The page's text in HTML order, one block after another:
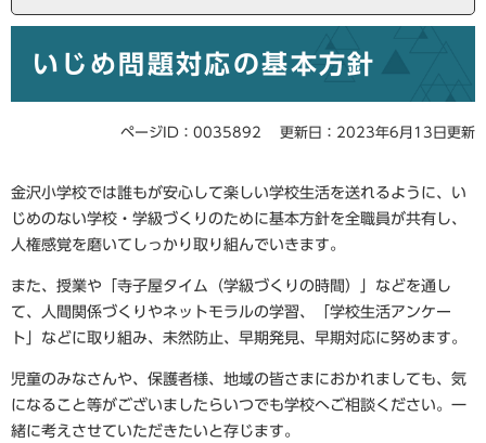
いじめ問題対応の基本方針
ページID：0035892 更新日：2023年6月13日更新
金沢小学校では誰もが安心して楽しい学校生活を送れるように、い
じめのない学校・学級づくりのために基本方針を全職員が共有し、
人権感覚を磨いてしっかり取り組んでいきます。
また、授業や「寺子屋タイム（学級づくりの時間）」などを通し
て、人間関係づくりやネットモラルの学習、「学校生活アンケー
ト」などに取り組み、未然防止、早期発見、早期対応に努めます。
児童のみなさんや、保護者様、地域の皆さまにおかれましても、気
になること等がございましたらいつでも学校へご相談ください。一
緒に考えさせていただきたいと存じます。